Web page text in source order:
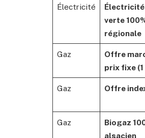
Électricité
Électricité
verte
régionale
Gaz
Offre
prix fixe (1
Gaz Offre
Gaz
Biogaz
alsacien